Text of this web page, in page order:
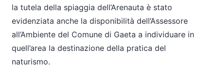
la tutela della spiaggia dell’Arenauta è stato
evidenziata anche la disponibilità dell’Assessore
all’Ambiente del Comune di Gaeta a individuare in
quell’area la destinazione della pratica del
naturismo.